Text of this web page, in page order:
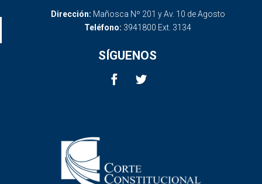
Dirección: Mañosca Nº 201 y Av. 10 de Agosto
Teléfono: 3941800 Ext. 3134
SÍGUENOS